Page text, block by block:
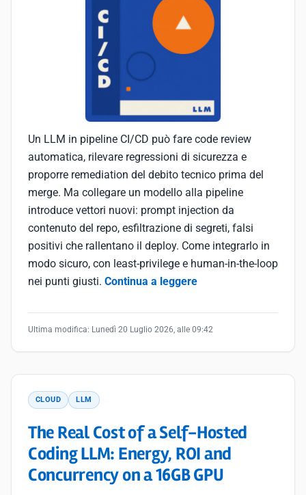
Un LLM in pipeline CI/CD può fare code review
automatica, rilevare regressioni di sicurezza e
proporre remediation del debito tecnico prima del
merge. Ma collegare un modello alla pipeline
introduce vettori nuovi: prompt injection da
contenuto del repo, esfiltrazione di segreti, falsi
positivi che rallentano il deploy. Come integrarlo in
modo sicuro, con least-privilege e human-in-the-loop
nei punti giusti. Continua a leggere
Ultima modifica: Lunedì 20 Luglio 2026, alle 09:42
CLOUD LLM
The Real Cost of a Self-Hosted
Coding LLM: Energy, ROI and
Concurrency on a 16GB GPU